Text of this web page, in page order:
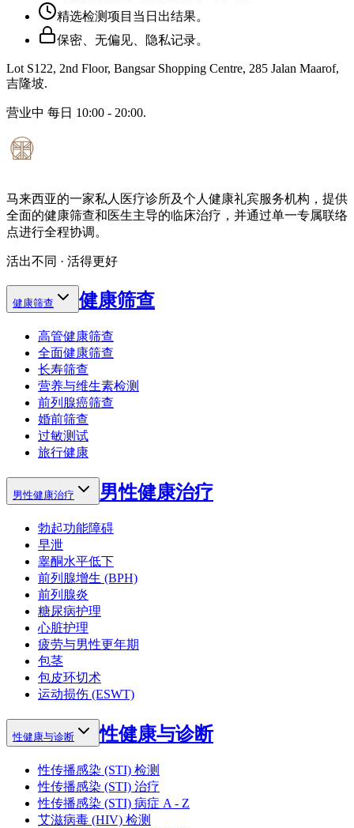
精选检测项目当日出结果。
保密、无偏见、隐私记录。
Lot S122, 2nd Floor, Bangsar Shopping Centre, 285 Jalan Maarof,
吉隆坡.
营业中 每日 10:00 - 20:00.
马来西亚的一家私人医疗诊所及个人健康礼宾服务机构，提供
全面的健康筛查和医生主导的临床治疗，并通过单一专属联络
点进行全程协调。
活出不同 · 活得更好
健康筛查 健康筛查
高管健康筛查
全面健康筛查
长寿筛查
营养与维生素检测
前列腺癌筛查
婚前筛查
过敏测试
旅行健康
男性健康治疗 男性健康治疗
勃起功能障碍
早泄
睾酮水平低下
前列腺增生 (BPH)
前列腺炎
糖尿病护理
心脏护理
疲劳与男性更年期
包茎
包皮环切术
运动损伤 (ESWT)
性健康与诊断 性健康与诊断
性传播感染 (STI) 检测
性传播感染 (STI) 治疗
性传播感染 (STI) 病症 A - Z
艾滋病毒 (HIV) 检测